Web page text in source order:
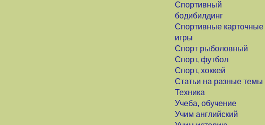
Спортивный
бодибилдинг
Спортивные карточные
игры
Спорт рыболовный
Спорт, футбол
Спорт, хоккей
Статьи на разные темы
Техника
Учеба, обучение
Учим английский